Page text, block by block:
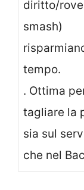
diritto/
smash)
tempo.
. Ottima
tagliare la
sia sul
che nel